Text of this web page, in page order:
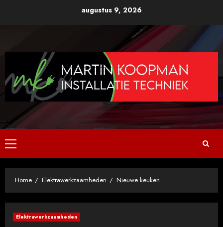
augustus 9, 2026
Primair
menu
Home Elektrawerkzaamheden Nieuwe keuken
Elektrawerkzaamheden